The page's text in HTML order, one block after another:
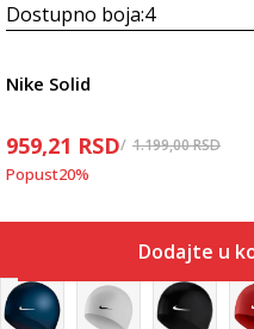
Dostupno boja:4
Nike Solid
959,21 RSD 1.199,00RSD
Popust20%
Dodajte u